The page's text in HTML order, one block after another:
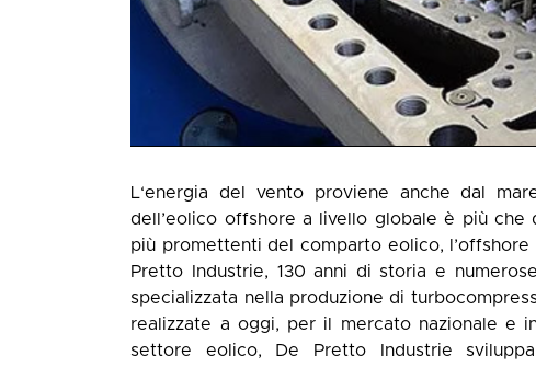
L‘energia del vento proviene anche dal
dell’eolico offshore a livello globale è più
più promettenti del comparto eolico,
Pretto Industrie, 130 anni di storia e
specializzata nella produzione di
realizzate a oggi, per il mercato nazionale e
settore eolico, De Pretto Industrie